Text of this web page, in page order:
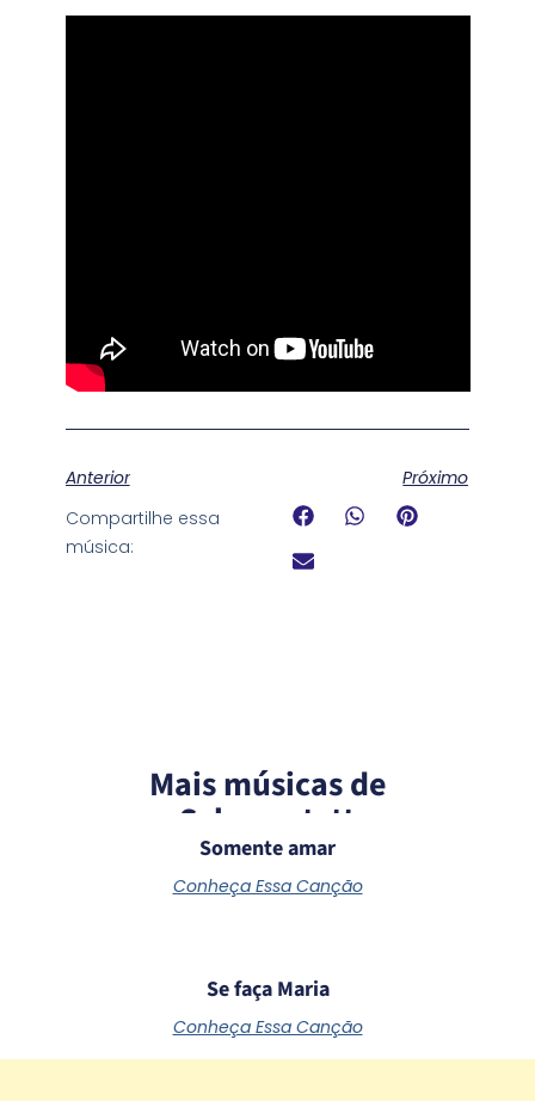
Anterior
Próximo
Compartilhe essa
música:
Mais músicas de
Schoenstatt
Somente amar
Conheça Essa Canção
Se faça Maria
Conheça Essa Canção